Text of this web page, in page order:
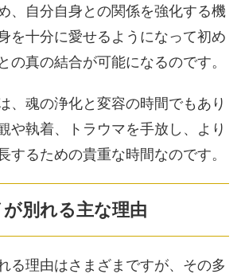
、自分自身との関係を強化する機
を十分に愛せるようになって初め
の真の結合が可能になるのです。
、魂の浄化と変容の時間でもあり
や執着、トラウマを手放し、より
するための貴重な時間なのです。
別れる主な理由
る理由はさまざまですが、その多